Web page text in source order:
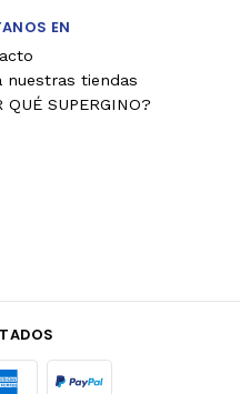
EN
nuestras tiendas
QUÉ SUPERGINO?